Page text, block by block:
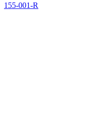
155-001-R